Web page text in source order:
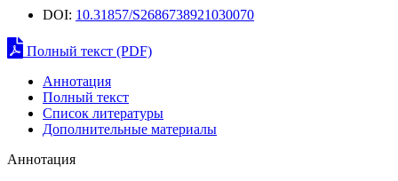
DOI: 10.31857/S2686738921030070
Полный текст (PDF)
Аннотация
Полный текст
Список литературы
Дополнительные материалы
Аннотация